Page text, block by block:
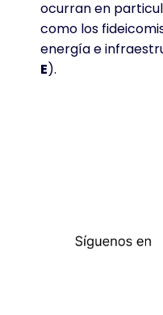
ocurran en
como los
energía e
E).